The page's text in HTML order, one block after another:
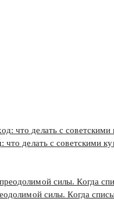
делать с советскими
силы. Когда